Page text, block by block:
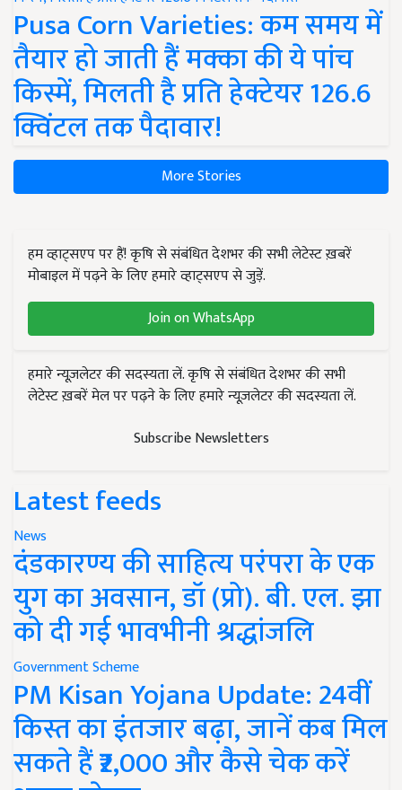
Pusa Corn Varieties: कम समय में
तैयार हो जाती हैं मक्का की ये पांच
किस्में, मिलती है प्रति हेक्टेयर 126.6
क्विंटल तक पैदावार!
More Stories
हम व्हाट्सएप पर हैं! कृषि से संबंधित देशभर की सभी लेटेस्ट ख़बरें
मोबाइल में पढ़ने के लिए हमारे व्हाट्सएप से जुड़ें.
Join on WhatsApp
हमारे न्यूज़लेटर की सदस्यता लें. कृषि से संबंधित देशभर की सभी
लेटेस्ट ख़बरें मेल पर पढ़ने के लिए हमारे न्यूज़लेटर की सदस्यता लें.
Subscribe Newsletters
Latest feeds
News
दंडकारण्य की साहित्य परंपरा के एक
युग का अवसान, डॉ (प्रो). बी. एल. झा
को दी गई भावभीनी श्रद्धांजलि
Government Scheme
PM Kisan Yojana Update: 24वीं
किस्त का इंतजार बढ़ा, जानें कब मिल
सकते हैं ₹2,000 और कैसे चेक करें